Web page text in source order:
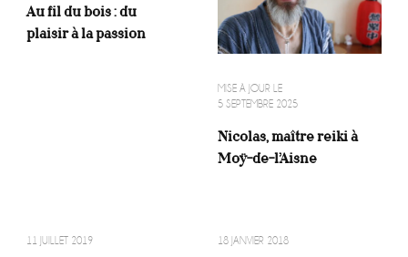
Au fil du bois : du
plaisir à la passion
MISE À JOUR LE
5 SEPTEMBRE 2025
Nicolas, maître reiki à
Moÿ-de-l’Aisne
11 JUILLET 2019 18 JANVIER 2018